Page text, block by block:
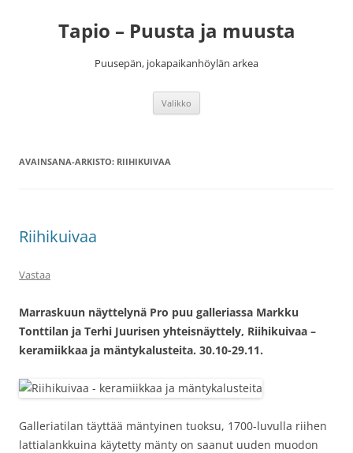
Tapio – Puusta ja muusta
Puusepän, jokapaikanhöylän arkea
Valikko
AVAINSANA-ARKISTO: RIIHIKUIVAA
Riihikuivaa
Vastaa
Marraskuun näyttelynä Pro puu galleriassa Markku
Tonttilan ja Terhi Juurisen yhteisnäyttely, Riihikuivaa –
keramiikkaa ja mäntykalusteita. 30.10-29.11.
Galleriatilan täyttää mäntyinen tuoksu, 1700-luvulla riihen
lattialankkuina käytetty mänty on saanut uuden muodon